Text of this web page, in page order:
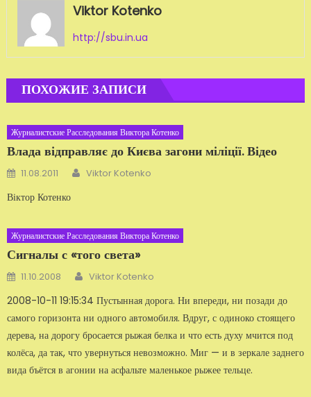
Viktor Kotenko
http://sbu.in.ua
ПОХОЖИЕ ЗАПИСИ
Журналистские Расследования Виктора Котенко
Влада відправляє до Києва загони міліції. Відео
Добавлено
11.08.2011 Автор
Viktor Kotenko
Віктор Котенко
Журналистские Расследования Виктора Котенко
Сигналы с «того света»
Добавлено
11.10.2008 Автор
Viktor Kotenko
2008-10-11 19:15:34 Пустынная дорога. Ни впереди, ни позади до
самого горизонта ни одного автомобиля. Вдруг, с одиноко стоящего
дерева, на дорогу бросается рыжая белка и что есть духу мчится под
колёса, да так, что увернуться невозможно. Миг — и в зеркале заднего
вида бъётся в агонии на асфальте маленькое рыжее тельце.